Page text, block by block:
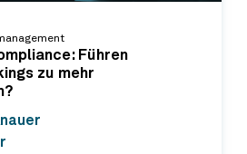
Führen
zu mehr